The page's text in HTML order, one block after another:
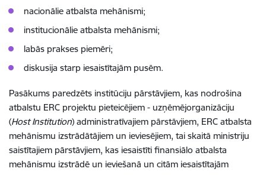
nacionālie atbalsta mehānismi;
institucionālie atbalsta mehānismi;
labās prakses piemēri;
diskusija starp iesaistītajām pusēm.
Pasākums paredzēts institūciju pārstāvjiem, kas nodrošina
atbalstu ERC projektu pieteicējiem - uzņēmējorganizāciju
(Host Institution) administratīvajiem pārstāvjiem, ERC atbalsta
mehānismu izstrādātājiem un ieviesējiem, tai skaitā ministriju
saistītajiem pārstāvjiem, kas iesaistīti finansiālo atbalsta
mehānismu izstrādē un ieviešanā un citām iesaistītajām